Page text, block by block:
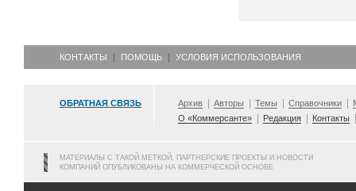
КОНТАКТЫ ПОМОЩЬ УСЛОВИЯ ИСПОЛЬЗОВАНИЯ
ОБРАТНАЯ СВЯЗЬ Архив Авторы Темы Справочники
О «Коммерсанте»
Редакция Контакты
МАТЕРИАЛЫ С ТАКОЙ МЕТКОЙ, ПАРТНЕРСКИЕ ПРОЕКТЫ И НОВОСТИ
КОМПАНИЙ ОПУБЛИКОВАНЫ НА КОММЕРЧЕСКОЙ ОСНОВЕ